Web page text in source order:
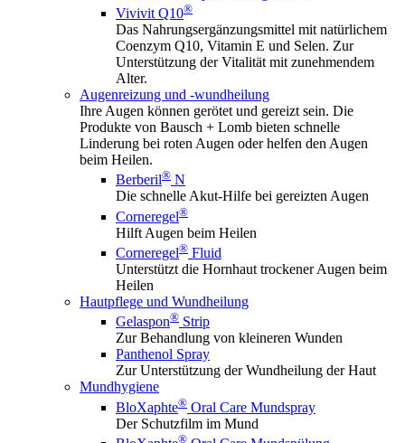
Vivivit Q10®
Das Nahrungsergänzungsmittel mit natürlichem
Coenzym Q10, Vitamin E und Selen. Zur
Unterstützung der Vitalität mit zunehmendem
Alter.
Augenreizung und -wundheilung
Ihre Augen können gerötet und gereizt sein. Die
Produkte von Bausch + Lomb bieten schnelle
Linderung bei roten Augen oder helfen den Augen
beim Heilen.
Berberil® N
Die schnelle Akut-Hilfe bei gereizten Augen
Corneregel®
Hilft Augen beim Heilen
Corneregel® Fluid
Unterstützt die Hornhaut trockener Augen beim
Heilen
Hautpflege und Wundheilung
Gelaspon® Strip
Zur Behandlung von kleineren Wunden
Panthenol Spray
Zur Unterstützung der Wundheilung der Haut
Mundhygiene
BloXaphte® Oral Care Mundspray
Der Schutzfilm im Mund
®